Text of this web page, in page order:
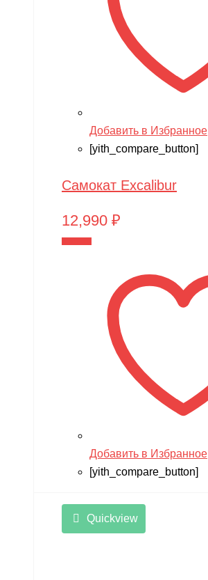
Добавить в Избранное
[yith_compare_button]
Самокат Excalibur
12,990 ₽
Добавить в Избранное
[yith_compare_button]
Quickview